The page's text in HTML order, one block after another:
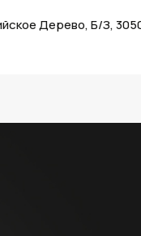
Дерево, Б/З,